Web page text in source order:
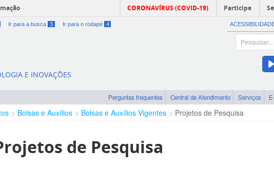
CORONAVÍRUS (COVID-19) Participe
Ir para a busca 3 Ir para o rodapé 4
E INOVAÇÕES
Perguntas frequentes Central de Atendimento Serviços
Bolsas e Auxílios Bolsas e Auxílios Vigentes Projetos de Pesquisa
de Pesquisa